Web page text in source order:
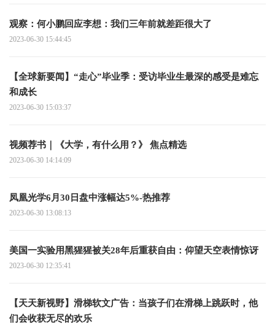
观察：何小鹏回应李想：我们三年前就差距很大了
2023-06-30 15:44:45
【全球新要闻】“走心”毕业季：受访毕业生最深的感受是难忘
和成长
2023-06-30 15:03:37
视频荐书｜《大学，有什么用？》 焦点精选
2023-06-30 14:14:09
凤凰光学6月30日盘中涨幅达5%-热推荐
2023-06-30 13:08:13
美国一实验用黑猩猩被关28年后重获自由：仰望天空表情惊讶
2023-06-30 12:35:41
【天天新视野】滑梯软文广告：当孩子们在滑梯上跳跃时，他
们会收获无尽的欢乐